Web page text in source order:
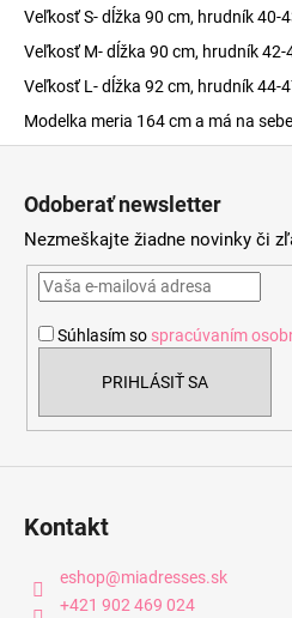
Veľkosť S- dĺžka 90 cm, hrudník 40-
Veľkosť M- dĺžka 90 cm, hrudník 42-
Veľkosť L- dĺžka 92 cm, hrudník 44-
Modelka meria 164 cm a má na
Odoberať newsletter
Nezmeškajte žiadne novinky či
Súhlasím so spracúvaním
PRIHLÁSIŤ SA
Kontakt
eshop@miadresses.sk
+421 902 469 024